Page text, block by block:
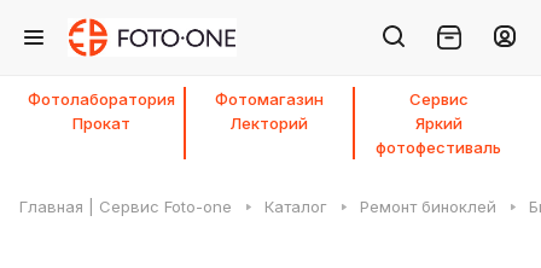
Фотолаборатория Фотомагазин
Сервис
Прокат
Лекторий
Яркий
фотофестиваль
Главная | Сервис Foto-one Каталог Ремонт биноклей